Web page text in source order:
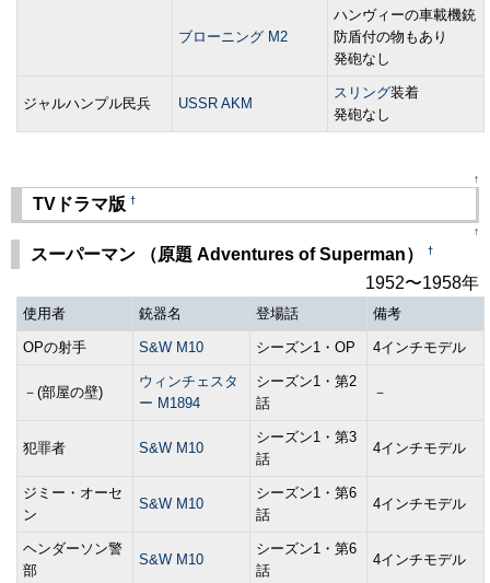
ブローニング M2
ハンヴィーの車載機銃
防盾付の物もあり
発砲なし
ジャルハンプル民兵 USSR AKM
スリング装着
発砲なし
↑
TVドラマ版 †
↑
スーパーマン （原題 Adventures of Superman） †
1952〜1958年
使用者 銃器名 登場話 備考
OPの射手 S&W M10 シーズン1・OP 4インチモデル
－(部屋の壁)
ウィンチェスタ
ー M1894
シーズン1・第2
話
－
犯罪者 S&W M10
シーズン1・第3
話
4インチモデル
ジミー・オーセ
ン
S&W M10
シーズン1・第6
話
4インチモデル
ヘンダーソン警
部
S&W M10
シーズン1・第6
話
4インチモデル